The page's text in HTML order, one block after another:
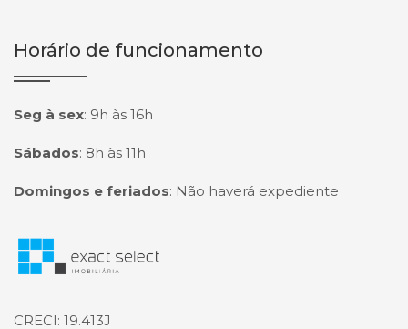
Horário de funcionamento
Seg à sex: 9h às 16h
Sábados: 8h às 11h
Domingos e feriados: Não haverá expediente
Página inicial
CRECI: 19.413J